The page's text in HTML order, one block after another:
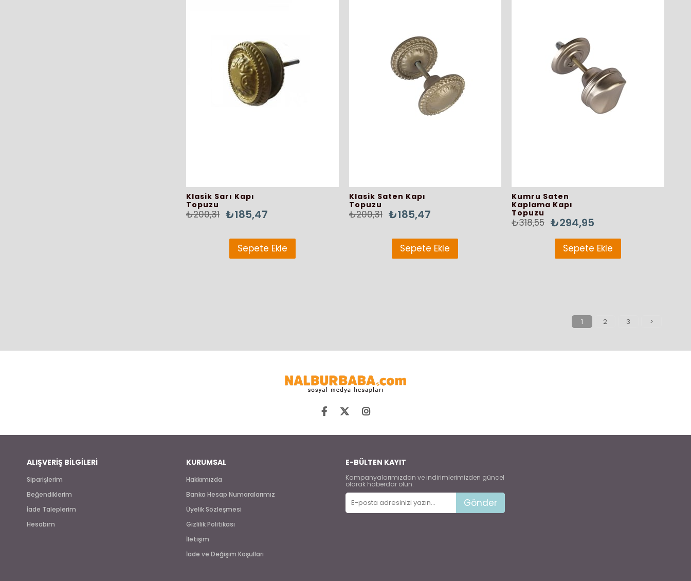
Klasik Sarı Kapı
Topuzu
₺185,47
₺200,31
Sepete Ekle
Klasik Saten Kapı
Topuzu
₺185,47
₺200,31
Sepete Ekle
Kumru Saten
Kaplama Kapı
Topuzu
₺294,95
₺318,55
Sepete Ekle
1 2 3 >
ALIŞVERİŞ BİLGİLERİ
Siparişlerim
Beğendiklerim
İade Taleplerim
Hesabım
KURUMSAL
Hakkımızda
Banka Hesap Numaralarımız
Üyelik Sözleşmesi
Gizlilik Politikası
İletişim
İade ve Değişim Koşulları
E-BÜLTEN KAYIT
Kampanyalarımızdan ve indirimlerimizden güncel
olarak haberdar olun.
Gönder